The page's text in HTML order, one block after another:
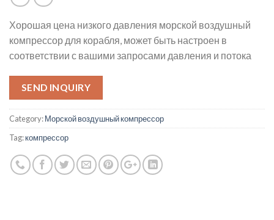
Хорошая цена низкого давления морской воздушный
компрессор для корабля, может быть настроен в
соответствии с вашими запросами давления и потока
SEND INQUIRY
Category:Морской воздушный компрессор
Tag:компрессор